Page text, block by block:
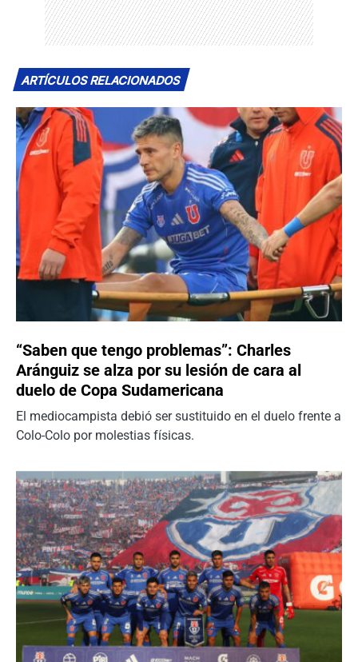
ARTÍCULOS RELACIONADOS
“Saben que tengo problemas”: Charles
Aránguiz se alza por su lesión de cara al
duelo de Copa Sudamericana
El mediocampista debió ser sustituido en el duelo frente a
Colo-Colo por molestias físicas.